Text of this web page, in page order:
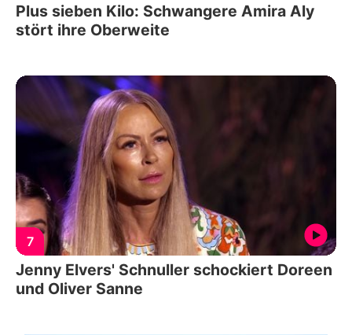
Plus sieben Kilo: Schwangere Amira Aly
stört ihre Oberweite
7
Jenny Elvers' Schnuller schockiert Doreen
und Oliver Sanne